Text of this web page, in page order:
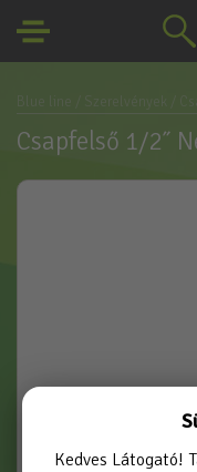
Csapfelső 1/2˝
Kedves Látogató!